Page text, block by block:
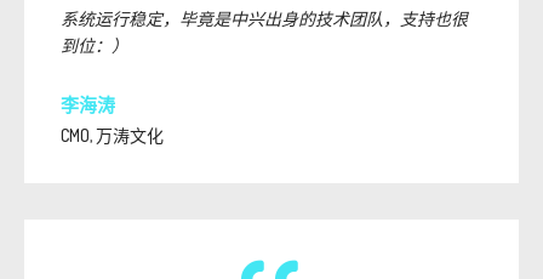
系统运行稳定，毕竟是中兴出身的技术团队，支持也很
到位：）
李海涛
CMO, 万涛文化